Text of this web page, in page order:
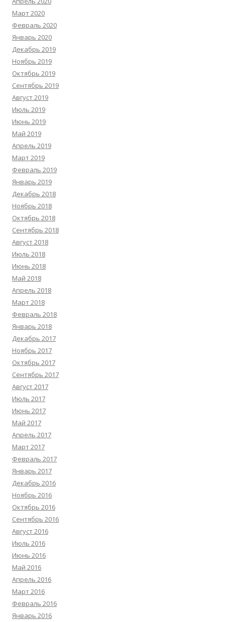
Март 2020
Февраль 2020
Январь 2020
Декабрь 2019
Ноябрь 2019
Октябрь 2019
Сентябрь 2019
Август 2019
Июль 2019
Июнь 2019
Май 2019
Апрель 2019
Март 2019
Февраль 2019
Январь 2019
Декабрь 2018
Ноябрь 2018
Октябрь 2018
Сентябрь 2018
Август 2018
Июль 2018
Июнь 2018
Май 2018
Апрель 2018
Март 2018
Февраль 2018
Январь 2018
Декабрь 2017
Ноябрь 2017
Октябрь 2017
Сентябрь 2017
Август 2017
Июль 2017
Июнь 2017
Май 2017
Апрель 2017
Март 2017
Февраль 2017
Январь 2017
Декабрь 2016
Ноябрь 2016
Октябрь 2016
Сентябрь 2016
Август 2016
Июль 2016
Июнь 2016
Май 2016
Апрель 2016
Март 2016
Февраль 2016
Январь 2016